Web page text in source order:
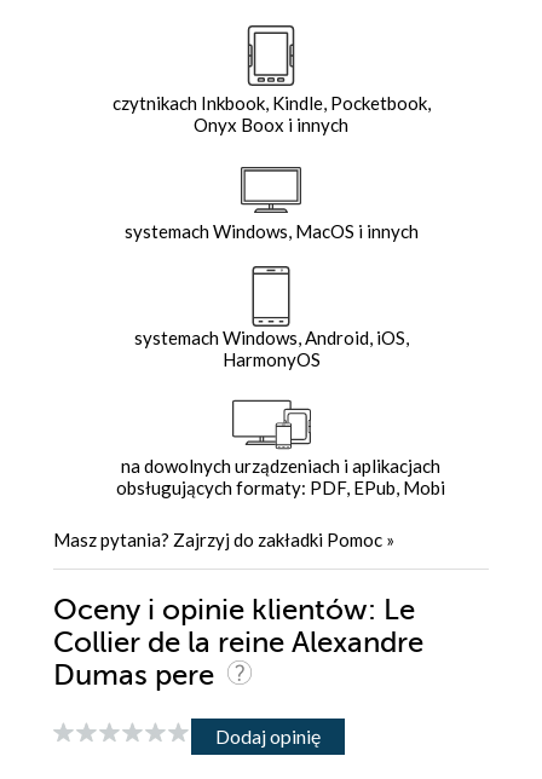
czytnikach Inkbook, Kindle, Pocketbook,
Onyx Boox i innych
systemach Windows, MacOS i innych
systemach Windows, Android, iOS,
HarmonyOS
na dowolnych urządzeniach i aplikacjach
obsługujących formaty: PDF, EPub, Mobi
Masz pytania? Zajrzyj do zakładki Pomoc »
Oceny i opinie klientów: Le
Collier de la reine Alexandre
Dumas pere
Dodaj opinię